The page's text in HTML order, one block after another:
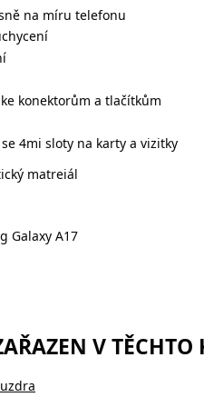
na míru telefonu
konektorům a tlačítkům
4mi sloty na karty a vizitky
matreiál
Galaxy A17
V TĚCHTO